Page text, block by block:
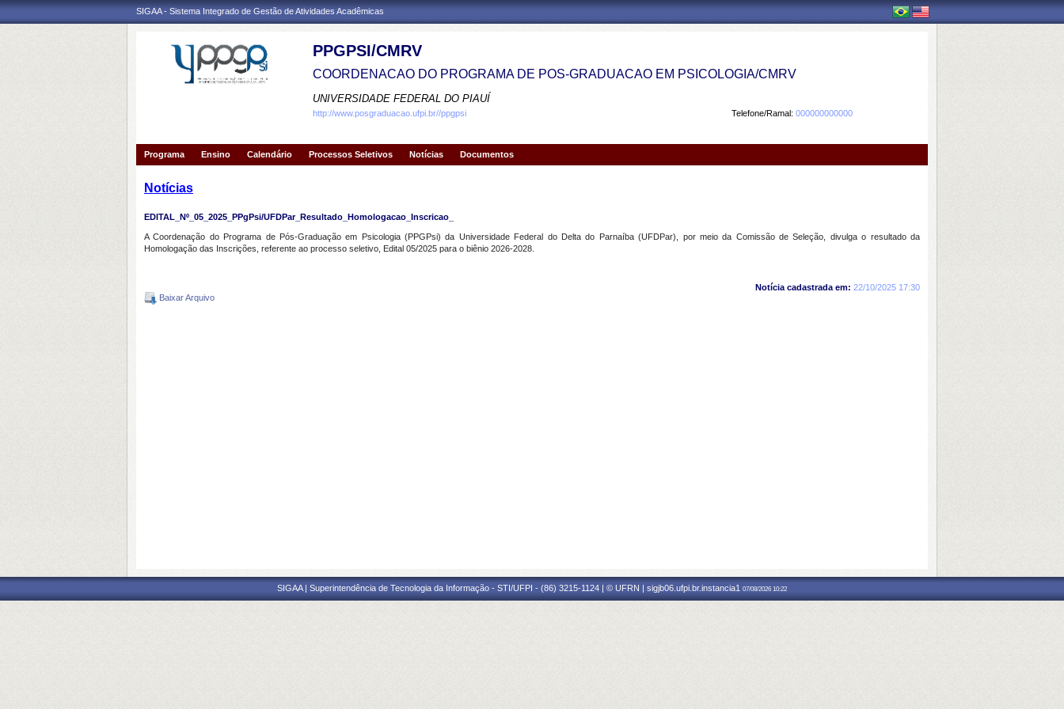
SIGAA - Sistema Integrado de Gestão de Atividades Acadêmicas
PPGPSI/CMRV
COORDENACAO DO PROGRAMA DE POS-GRADUACAO EM PSICOLOGIA/CMRV
UNIVERSIDADE FEDERAL DO PIAUÍ
Telefone/Ramal: 000000000000
http://www.posgraduacao.ufpi.br//ppgpsi
Programa Ensino Calendário Processos Seletivos Notícias Documentos
Notícias
EDITAL_Nº_05_2025_PPgPsi/UFDPar_Resultado_Homologacao_Inscricao_
A Coordenação do Programa de Pós-Graduação em Psicologia (PPGPsi) da Universidade Federal do Delta do Parnaíba (UFDPar), por meio da Comissão de Seleção, divulga o resultado da
Homologação das Inscrições, referente ao processo seletivo, Edital 05/2025 para o biênio 2026-2028.
Notícia cadastrada em: 22/10/2025 17:30
Baixar Arquivo
SIGAA | Superintendência de Tecnologia da Informação - STI/UFPI - (86) 3215-1124 | © UFRN | sigjb06.ufpi.br.instancia1 07/08/2026 10:22